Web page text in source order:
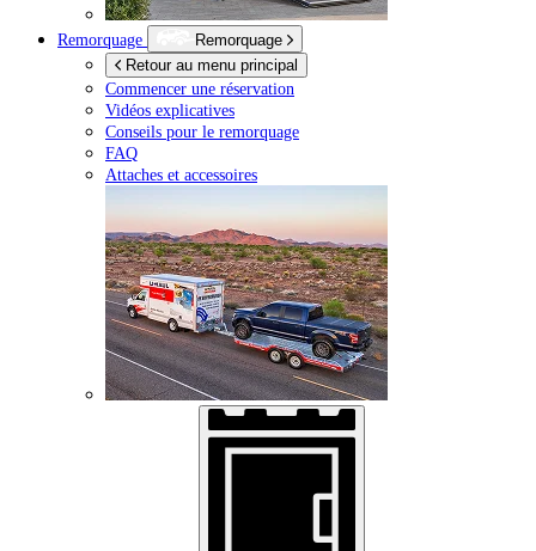
Remorquage
Remorquage
Retour au menu principal
Commencer une réservation
Vidéos explicatives
Conseils pour le remorquage
FAQ
Attaches et accessoires